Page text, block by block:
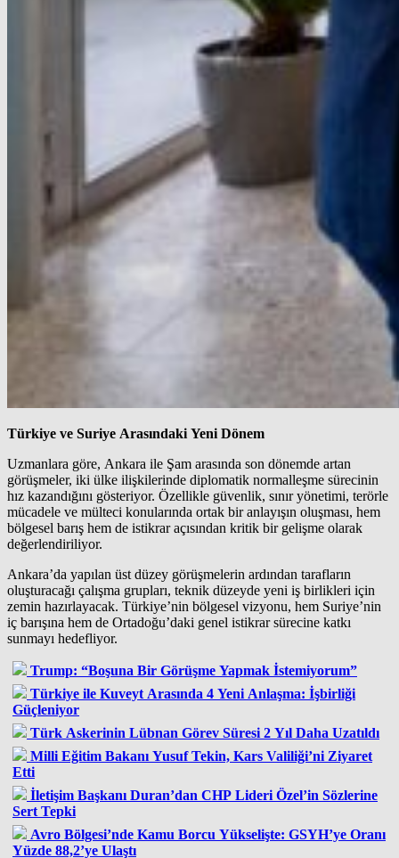
Türkiye ve Suriye Arasındaki Yeni Dönem
Uzmanlara göre, Ankara ile Şam arasında son dönemde artan
görüşmeler, iki ülke ilişkilerinde diplomatik normalleşme sürecinin
hız kazandığını gösteriyor. Özellikle güvenlik, sınır yönetimi, terörle
mücadele ve mülteci konularında ortak bir anlayışın oluşması, hem
bölgesel barış hem de istikrar açısından kritik bir gelişme olarak
değerlendiriliyor.
Ankara’da yapılan üst düzey görüşmelerin ardından tarafların
oluşturacağı çalışma grupları, teknik düzeyde yeni iş birlikleri için
zemin hazırlayacak. Türkiye’nin bölgesel vizyonu, hem Suriye’nin
iç barışına hem de Ortadoğu’daki genel istikrar sürecine katkı
sunmayı hedefliyor.
Trump: “Boşuna Bir Görüşme Yapmak İstemiyorum”
Türkiye ile Kuveyt Arasında 4 Yeni Anlaşma: İşbirliği
Güçleniyor
Türk Askerinin Lübnan Görev Süresi 2 Yıl Daha Uzatıldı
Milli Eğitim Bakanı Yusuf Tekin, Kars Valiliği’ni Ziyaret
Etti
İletişim Başkanı Duran’dan CHP Lideri Özel’in Sözlerine
Sert Tepki
Avro Bölgesi’nde Kamu Borcu Yükselişte: GSYH’ye Oranı
Yüzde 88,2’ye Ulaştı